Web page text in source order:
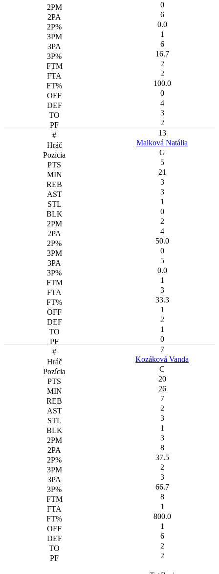
0
6
0.0
1
6
16.7
2
2
100.0
0
4
3
2
13
Malková Natália
G
5
21
3
3
1
0
2
4
50.0
0
5
0.0
1
3
33.3
1
2
1
0
7
Kozáková Vanda
C
20
26
7
2
3
1
3
8
37.5
2
3
66.7
8
1
800.0
1
6
2
2